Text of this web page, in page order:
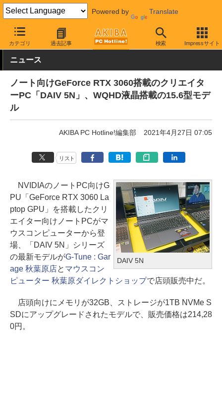
Powered by Translate
カテゴリ 過去記事 検索 Impressサイト
AKIBA PC Hotline! PC本体・ソフト ノートPC
ニュース
ノート向けGeForce RTX 3060搭載のクリエイタ
ーPC「DAIV 5N」、WQHD液晶搭載の15.6型モデ
ル
AKIBA PC Hotline!編集部 2021年4月27日 07:05
リスト
DAIV 5N
NVIDIAのノートPC向けG
PU「GeForce RTX 3060 La
ptop GPU」を搭載したクリ
エイター向けノートPCがマ
ウスコンピューターから登
場、「DAIV 5N」シリーズ
の最新モデルがG-Tune : Gar
age 秋葉原店と マウスコン
ピューター 秋葉原ダイレクトショップで店頭販売中だ。
店頭向けにメモリが32GB、ストレージが1TB NVMe S
SDにアップグレードされたモデルで、販売価格は214,28
0円。